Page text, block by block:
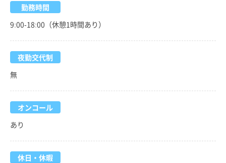
勤務時間
9:00-18:00（休憩1時間あり）
夜勤交代制
無
オンコール
あり
休日・休暇